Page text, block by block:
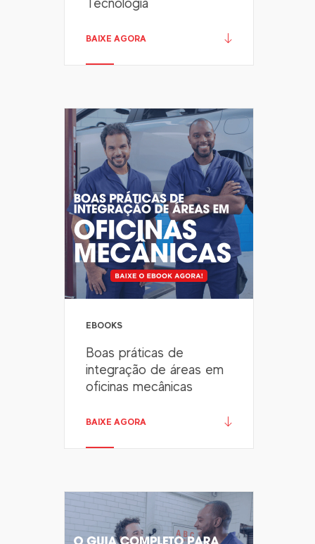
BAIXE AGORA
EBOOKS
Boas práticas de
integração de áreas em
oficinas mecânicas
BAIXE AGORA